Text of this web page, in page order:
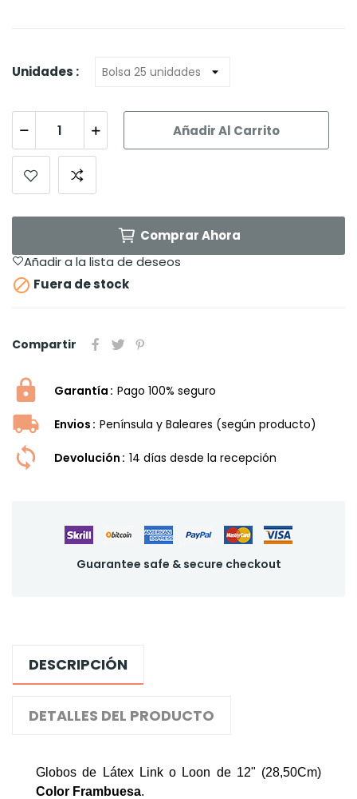
Unidades :
Añadir Al Carrito
Comprar Ahora
Añadir a la lista de deseos
 Fuera de stock
Compartir
Garantía Pago 100% seguro
Envios Península y Baleares (según producto)
Devolución 14 dí­as desde la recepción
Guarantee safe & secure checkout
DESCRIPCIÓN
DETALLES DEL PRODUCTO
Globos de Látex Link o Loon de 12" (28,50Cm)
Color Frambuesa.